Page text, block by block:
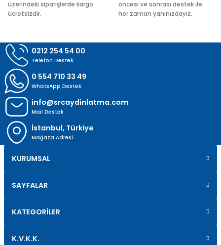
üzerindeki siparişlerde kargo
ücretsizdir.
öncesi ve sonrası destek ile
her zaman yanınızdayız.
0212 254 54 00
Telefon Destek
0 554 710 33 49
WhatsApp Destek
info@srcaydinlatma.com
Mail Destek
İstanbul, Türkiye
Mağaza Adresi
KURUMSAL
SAYFALAR
KATEGORİLER
K.V.K.K.